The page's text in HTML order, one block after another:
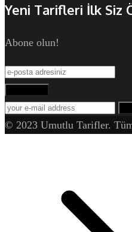
Yeni Tarifleri İlk Siz
Abone olun!
© 2023 Umutlu Tarifler. Tüm